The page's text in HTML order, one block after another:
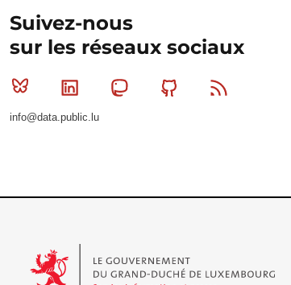
Suivez-nous
sur les réseaux sociaux
Bluesky Linkedin MastodonGithub
info@data.public.lu